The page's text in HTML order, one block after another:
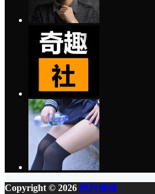
Copyright © 2026 绝对领域